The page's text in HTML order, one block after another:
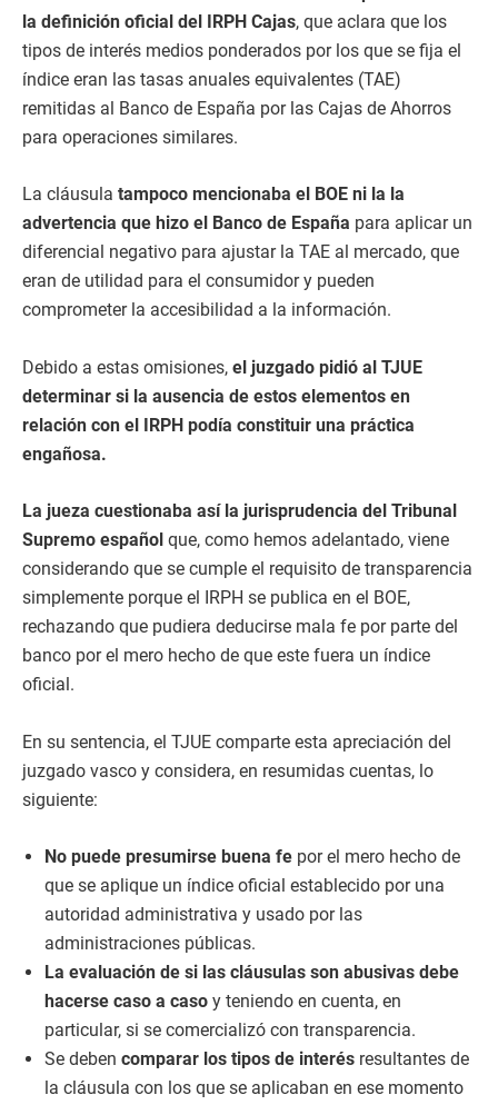
la definición oficial del IRPH Cajas, que aclara que los
tipos de interés medios ponderados por los que se fija el
índice eran las tasas anuales equivalentes (TAE)
remitidas al Banco de España por las Cajas de Ahorros
para operaciones similares.
La cláusula tampoco mencionaba el BOE ni la la
advertencia que hizo el Banco de España para aplicar un
diferencial negativo para ajustar la TAE al mercado, que
eran de utilidad para el consumidor y pueden
comprometer la accesibilidad a la información.
Debido a estas omisiones, el juzgado pidió al TJUE
determinar si la ausencia de estos elementos en
relación con el IRPH podía constituir una práctica
engañosa.
La jueza cuestionaba así la jurisprudencia del Tribunal
Supremo español que, como hemos adelantado, viene
considerando que se cumple el requisito de transparencia
simplemente porque el IRPH se publica en el BOE,
rechazando que pudiera deducirse mala fe por parte del
banco por el mero hecho de que este fuera un índice
oficial.
En su sentencia, el TJUE comparte esta apreciación del
juzgado vasco y considera, en resumidas cuentas, lo
siguiente:
No puede presumirse buena fe por el mero hecho de
que se aplique un índice oficial establecido por una
autoridad administrativa y usado por las
administraciones públicas.
La evaluación de si las cláusulas son abusivas debe
hacerse caso a caso y teniendo en cuenta, en
particular, si se comercializó con transparencia.
Se deben comparar los tipos de interés resultantes de
la cláusula con los que se aplicaban en ese momento